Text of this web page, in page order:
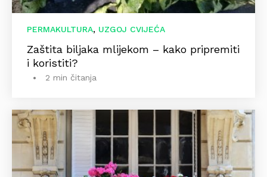
PERMAKULTURA, UZGOJ CVIJEĆA
Zaštita biljaka mlijekom – kako pripremiti
i koristiti?
2 min čitanja